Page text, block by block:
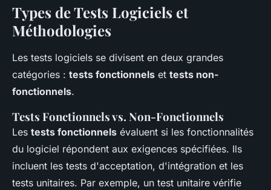
Types de Tests Logiciels et
Méthodologies
Les tests logiciels se divisent en deux grandes
catégories : tests fonctionnels et tests non-
fonctionnels.
Tests Fonctionnels vs. Non-Fonctionnels
Les tests fonctionnels évaluent si les fonctionnalités
du logiciel répondent aux exigences spécifiées. Ils
incluent les tests d'acceptation, d'intégration et les
tests unitaires. Par exemple, un test unitaire vérifie